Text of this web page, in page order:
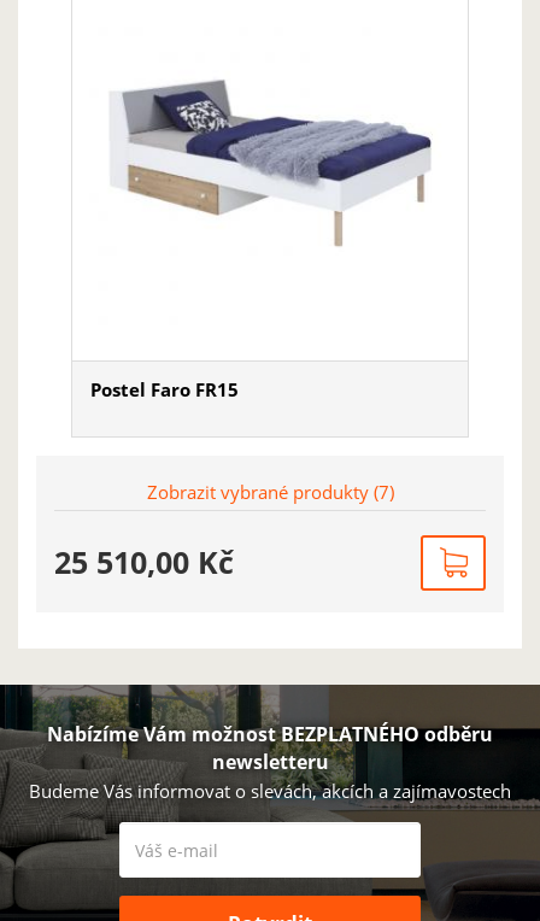
Postel Faro FR15
Ukázat
Zobrazit vybrané produkty (7)
25 510,00 Kč
Nabízíme Vám možnost BEZPLATNÉHO odběru
newsletteru
Budeme Vás informovat o slevách, akcích a zajímavostech